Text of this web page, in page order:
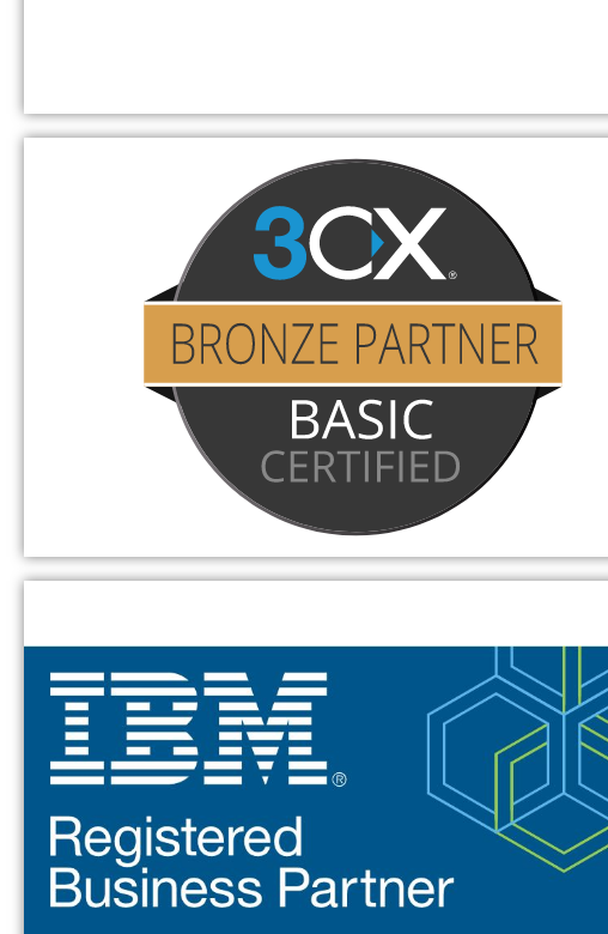
concat AG
Die concat AG ist ein IT-Systemhaus mit mehreren
Standorten weltweit. Im Rahmen von gemeinsamen IT-
Projekten stellen wir unsere besondere Expertise zur
Verfügung.
3CX
3CX ist eine vielseitige Kommunikationsplattform, die
Unternehmen dabei unterstützt, ihre Kommunikation
effizient zu verwalten und zu optimieren.